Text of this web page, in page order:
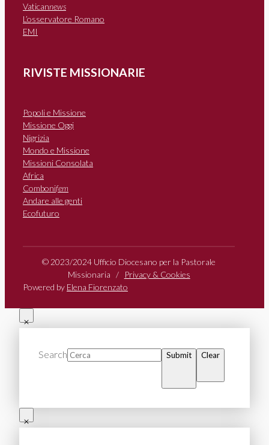
Vaticannews
L’osservatore Romano
EMI
RIVISTE MISSIONARIE
Popoli e Missione
Missione Oggi
Nigrizia
Mondo e Missione
Missioni Consolata
Africa
Combonifem
Andare alle genti
Ecofuturo
© 2023/2024 Ufficio Diocesano per la Pastorale
Missionaria /
Privacy & Cookies
Powered by Elena Fiorenzato
Search Submit Clear